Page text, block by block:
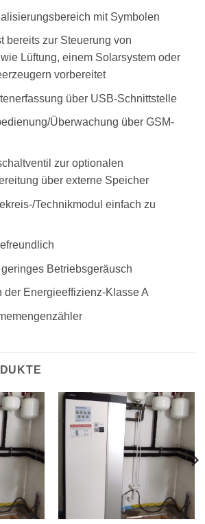
mit Symbolen
bereits zur Steuerung von
Lüftung, einem Solarsystem oder
vorbereitet
über USB-Schnittstelle
Überwachung über GSM-
zur optionalen
über externe Speicher
Technikmodul einfach zu
Betriebsgeräusch
der Energieeffizienz-Klasse A